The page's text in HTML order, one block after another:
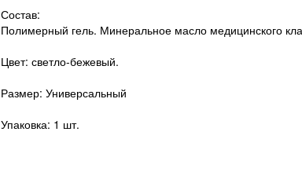
Состав:
Полимерный гель. Минеральное масло медицинского
Цвет: светло-бежевый.
Размер: Универсальный
Упаковка: 1 шт.